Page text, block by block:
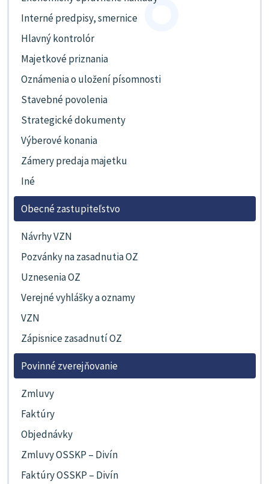
Interné predpisy, smernice
Hlavný kontrolór
Majetkové priznania
Oznámenia o uložení písomnosti
Stavebné povolenia
Strategické dokumenty
Výberové konania
Zámery predaja majetku
Iné
Obecné zastupiteľstvo
Návrhy VZN
Pozvánky na zasadnutia OZ
Uznesenia OZ
Verejné vyhlášky a oznamy
VZN
Zápisnice zasadnutí OZ
Povinné zverejňovanie
Zmluvy
Faktúry
Objednávky
Zmluvy OSSKP – Divín
Faktúry OSSKP – Divín